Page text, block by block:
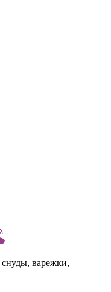
варежки,